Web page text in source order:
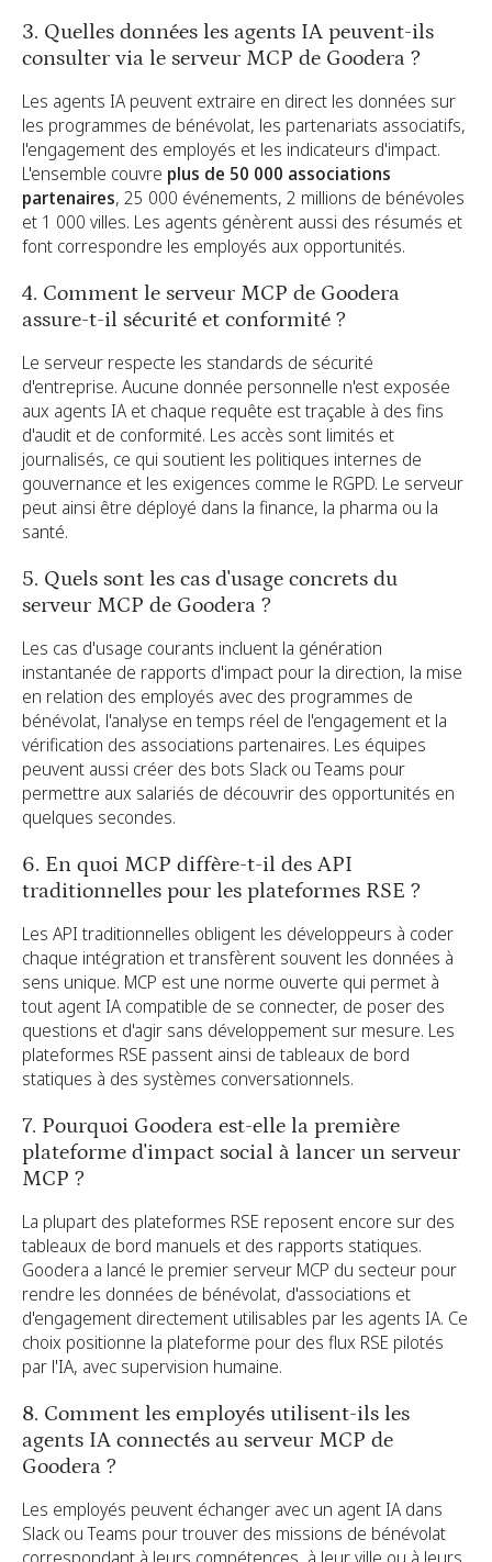
3. Quelles données les agents IA peuvent-ils
consulter via le serveur MCP de Goodera ?
Les agents IA peuvent extraire en direct les données sur
les programmes de bénévolat, les partenariats associatifs,
l'engagement des employés et les indicateurs d'impact.
L'ensemble couvre plus de 50 000 associations
partenaires, 25 000 événements, 2 millions de bénévoles
et 1 000 villes. Les agents génèrent aussi des résumés et
font correspondre les employés aux opportunités.
4. Comment le serveur MCP de Goodera
assure-t-il sécurité et conformité ?
Le serveur respecte les standards de sécurité
d'entreprise. Aucune donnée personnelle n'est exposée
aux agents IA et chaque requête est traçable à des fins
d'audit et de conformité. Les accès sont limités et
journalisés, ce qui soutient les politiques internes de
gouvernance et les exigences comme le RGPD. Le serveur
peut ainsi être déployé dans la finance, la pharma ou la
santé.
5. Quels sont les cas d'usage concrets du
serveur MCP de Goodera ?
Les cas d'usage courants incluent la génération
instantanée de rapports d'impact pour la direction, la mise
en relation des employés avec des programmes de
bénévolat, l'analyse en temps réel de l'engagement et la
vérification des associations partenaires. Les équipes
peuvent aussi créer des bots Slack ou Teams pour
permettre aux salariés de découvrir des opportunités en
quelques secondes.
6. En quoi MCP diffère-t-il des API
traditionnelles pour les plateformes RSE ?
Les API traditionnelles obligent les développeurs à coder
chaque intégration et transfèrent souvent les données à
sens unique. MCP est une norme ouverte qui permet à
tout agent IA compatible de se connecter, de poser des
questions et d'agir sans développement sur mesure. Les
plateformes RSE passent ainsi de tableaux de bord
statiques à des systèmes conversationnels.
7. Pourquoi Goodera est-elle la première
plateforme d'impact social à lancer un serveur
MCP ?
La plupart des plateformes RSE reposent encore sur des
tableaux de bord manuels et des rapports statiques.
Goodera a lancé le premier serveur MCP du secteur pour
rendre les données de bénévolat, d'associations et
d'engagement directement utilisables par les agents IA. Ce
choix positionne la plateforme pour des flux RSE pilotés
par l'IA, avec supervision humaine.
8. Comment les employés utilisent-ils les
agents IA connectés au serveur MCP de
Goodera ?
Les employés peuvent échanger avec un agent IA dans
Slack ou Teams pour trouver des missions de bénévolat